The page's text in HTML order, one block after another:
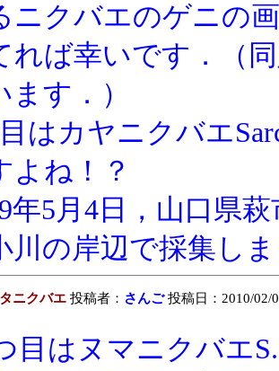
ニクバエのゲニの
れば幸いです．（
ます．）
はカヤニクバエ
よね！？
年5月4日，山口県
川の岸辺で採集し
ニクバエ投稿者： さんご投稿日：2010/02/
目はヌマニクバエ